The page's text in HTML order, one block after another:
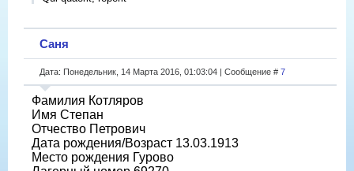
Саня
Дата: Понедельник, 14 Марта 2016, 01:03:04 | Сообщение # 7
Фамилия Котляров
Имя Степан
Отчество Петрович
Дата рождения/Возраст 13.03.1913
Место рождения Гурово